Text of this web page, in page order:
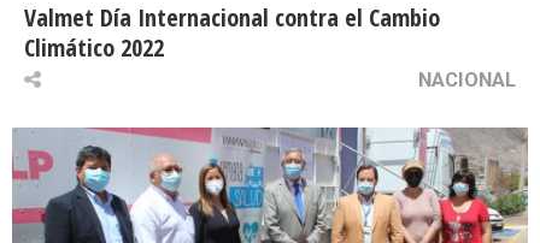
Valmet Día Internacional contra el Cambio
Climático 2022
NACIONAL